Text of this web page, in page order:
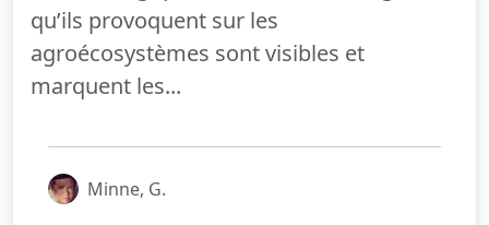
qu’ils provoquent sur les
agroécosystèmes sont visibles et
marquent les...
Minne, G.